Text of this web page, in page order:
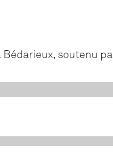
Bédarieux, soutenu